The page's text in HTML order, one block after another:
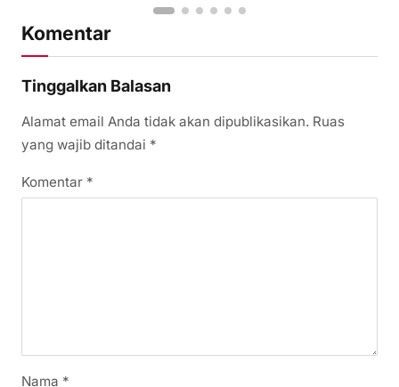
Komentar
Tinggalkan Balasan
Alamat email Anda tidak akan dipublikasikan. Ruas
yang wajib ditandai *
Komentar *
Nama *